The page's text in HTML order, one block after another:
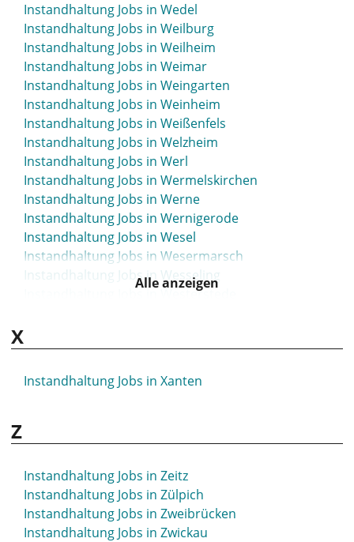
Instandhaltung Jobs in Wedel
Instandhaltung Jobs in Weilburg
Instandhaltung Jobs in Weilheim
Instandhaltung Jobs in Weimar
Instandhaltung Jobs in Weingarten
Instandhaltung Jobs in Weinheim
Instandhaltung Jobs in Weißenfels
Instandhaltung Jobs in Welzheim
Instandhaltung Jobs in Werl
Instandhaltung Jobs in Wermelskirchen
Instandhaltung Jobs in Werne
Instandhaltung Jobs in Wernigerode
Instandhaltung Jobs in Wesel
Instandhaltung Jobs in Wesermarsch
Instandhaltung Jobs in Wesseling
Instandhaltung Jobs in Westerstede
Instandhaltung Jobs in Wiesbaden
Instandhaltung Jobs in Wildau
Instandhaltung Jobs in Willershausen
Instandhaltung Jobs in Winnenden
Instandhaltung Jobs in Winterberg
Instandhaltung Jobs in Wipperfürth
Alle anzeigen
X
Instandhaltung Jobs in Xanten
Z
Instandhaltung Jobs in Zeitz
Instandhaltung Jobs in Zülpich
Instandhaltung Jobs in Zweibrücken
Instandhaltung Jobs in Zwickau